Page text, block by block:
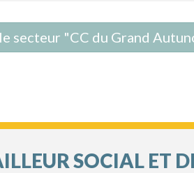
secteur "CC du Grand
SOCIAL ET